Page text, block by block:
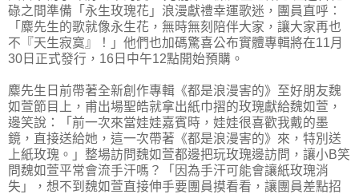
碌之間準備「永生玫瑰花」浪漫獻禮幸運歌迷，團員直呼：
「麋先生的歌就像永生花，無時無刻陪伴大家，讓大家再也
不『天生寂寞』！」他們也加碼驚喜公布實體專輯將在11月
30日正式發行，16日中午12點開始預購。
麋先生日前帶著全新創作專輯《都是浪漫害的》至好朋友魏
如萱節目上，甫出場聖皓就拿出紙巾摺的玫瑰獻給魏如萱，
邊笑說：「前一次來當娃娃嘉賓時，娃娃很喜歡我戴的墨
鏡，直接送給她，這一次帶著《都是浪漫害的》來，特別送
上紙玫瑰。」整場訪問魏如萱都邊把玩玫瑰邊訪問，讓小B笑
問魏如萱平常會流手汗嗎？「因為手汗可能會讓紙玫瑰消
失」，想不到魏如萱直接伸手要團員摸看看，讓團員差點招